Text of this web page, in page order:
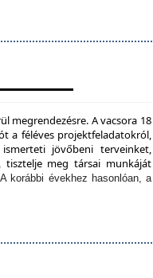
megrendezésre. A vacsora 18
a féléves projektfeladatokról,
jövőbeni terveinket,
tisztelje meg társai munkáját
A korábbi évekhez hasonlóan, a